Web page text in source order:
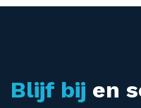
Blijf bij en